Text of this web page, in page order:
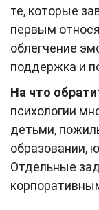
те, которые
первым
облегчение
поддержка и
На что
психологии
детьми,
образовании,
Отдельные